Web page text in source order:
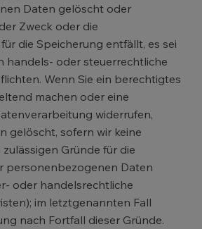
Daten gelöscht oder
Zweck oder die
die Speicherung entfällt, es sei
handels- oder steuerrechtliche
Wenn Sie ein berechtigtes
machen oder eine
widerrufen,
gelöscht, sofern wir keine
Gründe für die
personenbezogenen Daten
oder handelsrechtliche
im letztgenannten Fall
nach Fortfall dieser Gründe.